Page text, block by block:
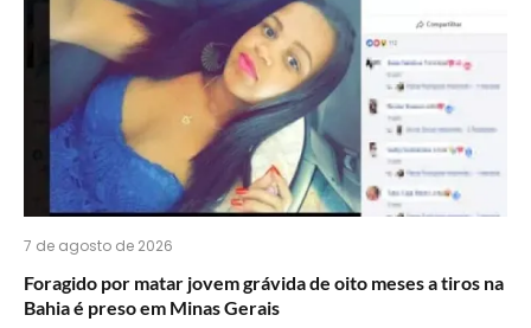
7 de agosto de 2026
Foragido por matar jovem grávida de oito meses a tiros na
Bahia é preso em Minas Gerais